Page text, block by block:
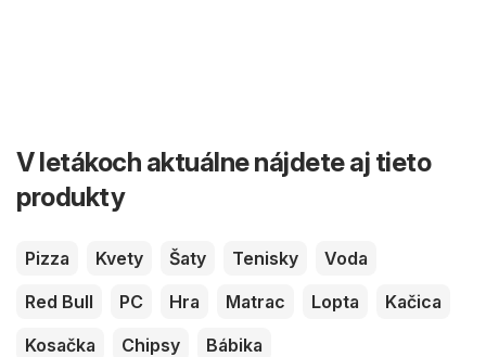
V letákoch aktuálne nájdete aj tieto
produkty
Pizza Kvety Šaty Tenisky
Voda
Red Bull
PC Hra Matrac Lopta
Kačica
Kosačka
Chipsy Bábika